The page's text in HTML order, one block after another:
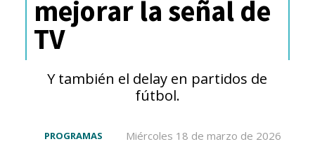
mejorar la señal de
TV
Y también el delay en partidos de
fútbol.
Miércoles 18 de marzo de 2026
PROGRAMAS